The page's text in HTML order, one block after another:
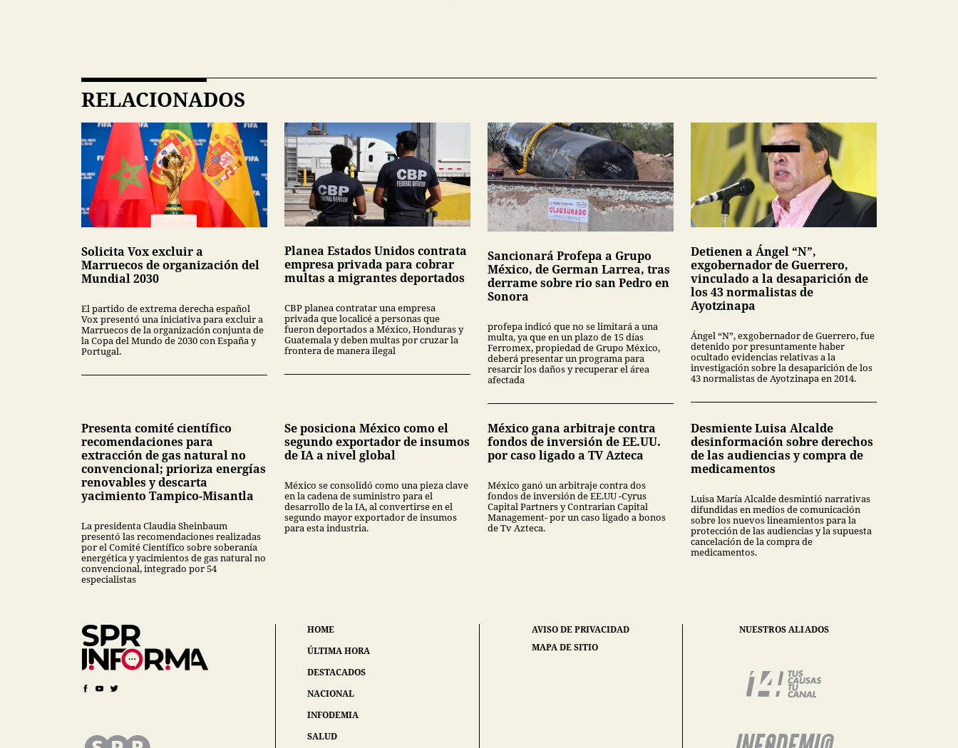
RELACIONADOS
Solicita Vox excluir a
Marruecos de organización del
Mundial 2030
El partido de extrema derecha español
Vox presentó una iniciativa para excluir a
Marruecos de la organización conjunta de
la Copa del Mundo de 2030 con España y
Portugal.
Planea Estados Unidos contrata
empresa privada para cobrar
multas a migrantes deportados
CBP planea contratar una empresa
privada que localicé a personas que
fueron deportados a México, Honduras y
Guatemala y deben multas por cruzar la
frontera de manera ilegal
Sancionará Profepa a Grupo
México, de German Larrea, tras
derrame sobre rio san Pedro en
Sonora
profepa indicó que no se limitará a una
multa, ya que en un plazo de 15 días
Ferromex, propiedad de Grupo México,
deberá presentar un programa para
resarcir los daños y recuperar el área
afectada
Detienen a Ángel “N”,
exgobernador de Guerrero,
vinculado a la desaparición de
los 43 normalistas de
Ayotzinapa
Ángel “N”, exgobernador de Guerrero, fue
detenido por presuntamente haber
ocultado evidencias relativas a la
investigación sobre la desaparición de los
43 normalistas de Ayotzinapa en 2014.
Presenta comité científico
recomendaciones para
extracción de gas natural no
convencional; prioriza energías
renovables y descarta
yacimiento Tampico-Misantla
La presidenta Claudia Sheinbaum
presentó las recomendaciones realizadas
por el Comité Científico sobre soberanía
energética y yacimientos de gas natural no
convencional, integrado por 54
especialistas
Se posiciona México como el
segundo exportador de insumos
de IA a nivel global
México se consolidó como una pieza clave
en la cadena de suministro para el
desarrollo de la IA, al convertirse en el
segundo mayor exportador de insumos
para esta industria.
México gana arbitraje contra
fondos de inversión de EE.UU.
por caso ligado a TV Azteca
México ganó un arbitraje contra dos
fondos de inversión de EE.UU -Cyrus
Capital Partners y Contrarian Capital
Management- por un caso ligado a bonos
de Tv Azteca.
Desmiente Luisa Alcalde
desinformación sobre derechos
de las audiencias y compra de
medicamentos
Luisa María Alcalde desmintió narrativas
difundidas en medios de comunicación
sobre los nuevos lineamientos para la
protección de las audiencias y la supuesta
cancelación de la compra de
medicamentos.
HOME
ÚLTIMA HORA
DESTACADOS
NACIONAL
INFODEMIA
SALUD
AVISO DE PRIVACIDAD
MAPA DE SITIO
NUESTROS ALIADOS